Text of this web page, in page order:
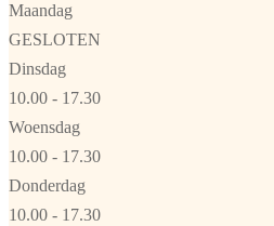
Maandag
GESLOTEN
Dinsdag
10.00 - 17.30
Woensdag
10.00 - 17.30
Donderdag
10.00 - 17.30